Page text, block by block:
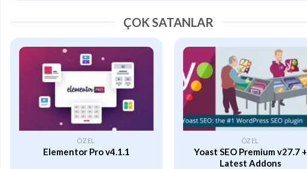
ÇOK SATANLAR
ÖZEL
Elementor Pro v4.1.1
ÖZEL
Yoast SEO Premium v27.7 +
Latest Addons